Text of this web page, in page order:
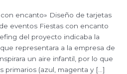
con encanto» Diseño de tarjetas
eventos Fiestas con encanto
del proyecto indicaba la
representara a la empresa de
un aire infantil, por lo que
primarios (azul, magenta y […]